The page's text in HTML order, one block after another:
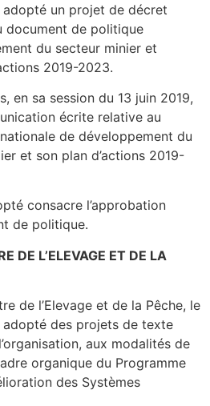
un projet de décret
de politique
du secteur minier et
2019-2023.
en sa session du 13 juin 2019,
écrite relative au
de développement du
et son plan d’actions 2019-
consacre l’approbation
de politique.
DE L’ELEVAGE ET DE LA
de l’Elevage et de la Pêche, le
adopté des projets de texte
aux modalités de
organique du Programme
des Systèmes